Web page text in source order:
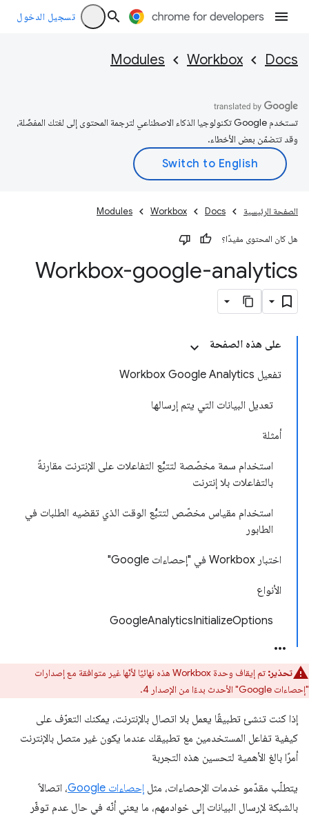
تسجيل الدخول
Docs
Workbox
Modules
تستخدم Google تكنولوجيا الذكاء الاصطناعي لترجمة المحتوى إلى لغتك المفضّلة،
وقد تتضمّن بعض الأخطاء.
الصفحة الرئيسية Docs
Workbox
Modules
هل كان المحتوى مفيدًا؟
Workbox-google-analytics
على هذه الصفحة
تفعيل Workbox Google Analytics
تعديل البيانات التي يتم إرسالها
أمثلة
استخدام سمة مخصّصة لتتبُّع التفاعلات على الإنترنت مقارنةً
بالتفاعلات بلا إنترنت
استخدام مقياس مخصّص لتتبُّع الوقت الذي تقضيه الطلبات في
الطابور
اختبار Workbox في "إحصاءات Google"
الأنواع
GoogleAnalyticsInitializeOptions
تحذير:
تم إيقاف وحدة Workbox هذه نهائيًا لأنّها غير متوافقة مع إصدارات
"إحصاءات Google" الأحدث بدءًا من الإصدار 4.
إذا كنت تنشئ تطبيقًا يعمل بلا اتصال بالإنترنت، يمكنك التعرّف على
كيفية تفاعل المستخدمين مع تطبيقك عندما يكون غير متصل بالإنترنت
أمرًا بالغ الأهمية لتحسين هذه التجربة
يتطلّب مقدّمو خدمات الإحصاءات، مثل إحصاءات Google
، اتصالاً
بالشبكة لإرسال البيانات إلى خوادمهم، ما يعني أنّه في حال عدم توفّر